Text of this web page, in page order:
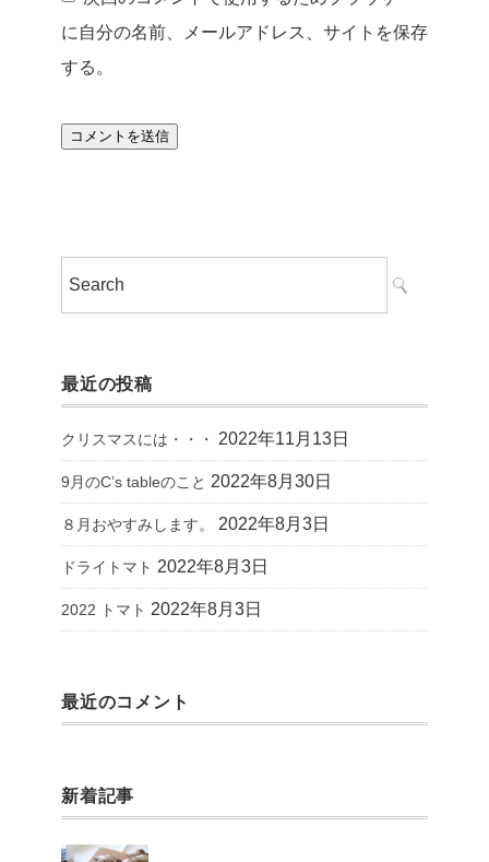
に自分の名前、メールアドレス、サイトを保存
する。
最近の投稿
クリスマスには・・・ 2022年11月13日
9月のC’s tableのこと 2022年8月30日
８月おやすみします。 2022年8月3日
ドライトマト 2022年8月3日
2022 トマト 2022年8月3日
最近のコメント
新着記事